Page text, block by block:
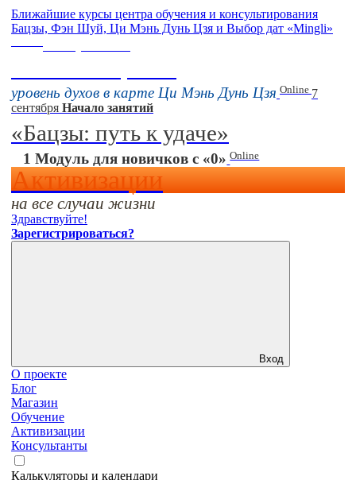
Ближайшие курсы центра обучения и консультирования
Бацзы, Фэн Шуй, Ци Мэнь Дунь Цзя и Выбор дат «Mingli»
уровень духов в карте Ци Мэнь Дунь Цзя Online 7
сентября Начало занятий
«Бацзы: путь к удаче»
1 Модуль для новичков с «0» Online
Активизации
на все случаи жизни
Здравствуйте!
Зарегистрироваться?
Вход
О проекте
Блог
Магазин
Обучение
Активизации
Консультанты
Калькуляторы и календари